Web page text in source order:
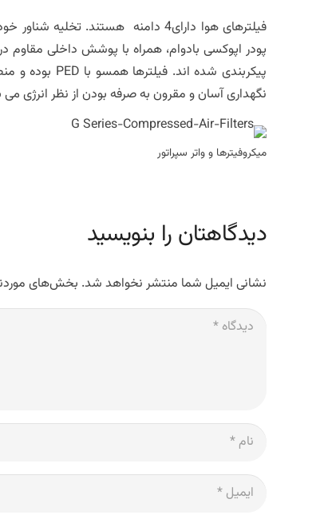
فیلترهای هوا دارای4 دامنه هستند.
پودر اپوکسی بادوام، همراه با پوشش داخلی مقاوم
نگهداری آسان و مقرون به صرفه بودن از نظر انرژی می
میکروفیترها و واتر سپراتور
دیدگاهتان را بنویسید
نشانی ایمیل شما منتشر نخواهد شد. بخش‌های